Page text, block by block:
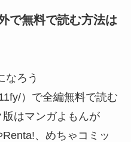
で無料で読む方法は
なろう
）で全編無料で読む
はマンガよもんが
Renta!、めちゃコミッ